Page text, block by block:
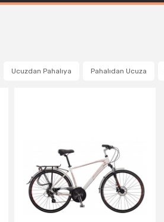
Ucuzdan Pahalıya Pahalıdan Ucuza